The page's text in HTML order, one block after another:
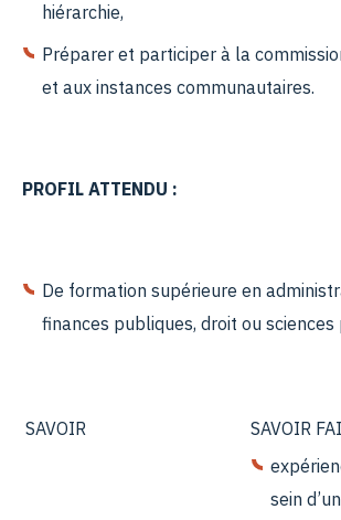
hiérarchie,
Préparer et participer à la
et aux instances communautaires.
PROFIL ATTENDU :
De formation supérieure en
finances publiques, droit ou sciences
SAVOIR SAVOIR
sein